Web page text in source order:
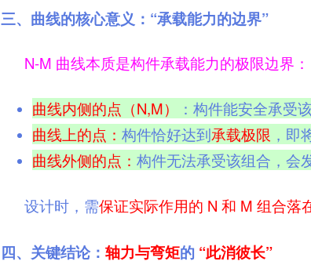
三、曲线的核心意义：“承载能力的边界”
N-M 曲线本质是构件承载能力的极限边界：
曲线内侧的点（N,M）
：构件能安全承受
曲线上的点： 构件恰好达到承载极限 ，即
曲线外侧的点： 构件无法承受该组合，会
设计时，需保证实际作用的 N 和 M 组合落
四、关键结论： 轴力与弯矩的 “此消彼长”